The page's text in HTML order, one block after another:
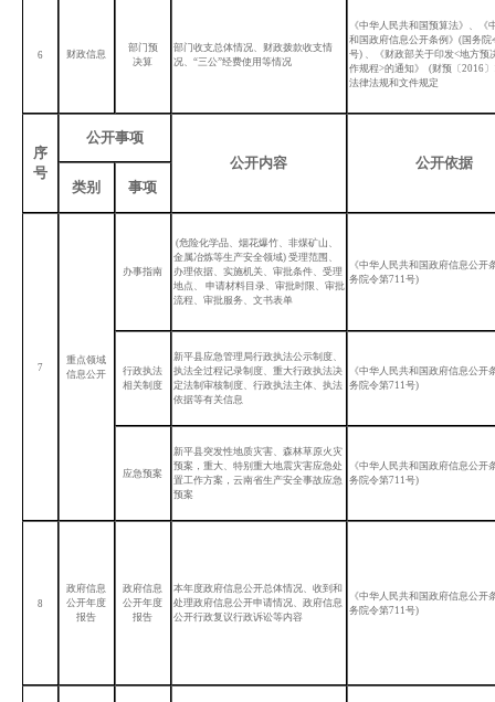
6 财政信息
部门预
决算
部门收支总体情况、财政拨款收支情
况、 “三公”经费使用等情况
《中华人民共和国预算法》、《
和国政府信息公开条例》 (国务院
号) 、《财政部关于印发<地方预
作规程>的通知》 (财预〔2016
法律法规和文件规定
序
号
公开事项
公开内容
公开依据
类别
事项
7
重点领域
信息公开
办事指南
(危险化学品、烟花爆竹、非煤矿山、
金属冶炼等生产安全领域) 受理范围、
办理依据、实施机关、审批条件、受理
地点、 申请材料目录、审批时限、审批
流程、审批服务、文书表单
《中华人民共和国政府信息公开
务院令第711号)
行政执法
相关制度
新平县应急管理局行政执法公示制度、
执法全过程记录制度、重大行政执法决
定法制审核制度、行政执法主体、执法
依据等有关信息
《中华人民共和国政府信息公开
务院令第711号)
应急预案
新平县突发性地质灾害、森林草原火灾
预案，重大、特别重大地震灾害应急处
置工作方案，云南省生产安全事故应急
预案
《中华人民共和国政府信息公开
务院令第711号)
8
政府信息
公开年度
报告
政府信息
公开年度
报告
本年度政府信息公开总体情况、收到和
处理政府信息公开申请情况、政府信息
公开行政复议行政诉讼等内容
《中华人民共和国政府信息公开
务院令第711号)